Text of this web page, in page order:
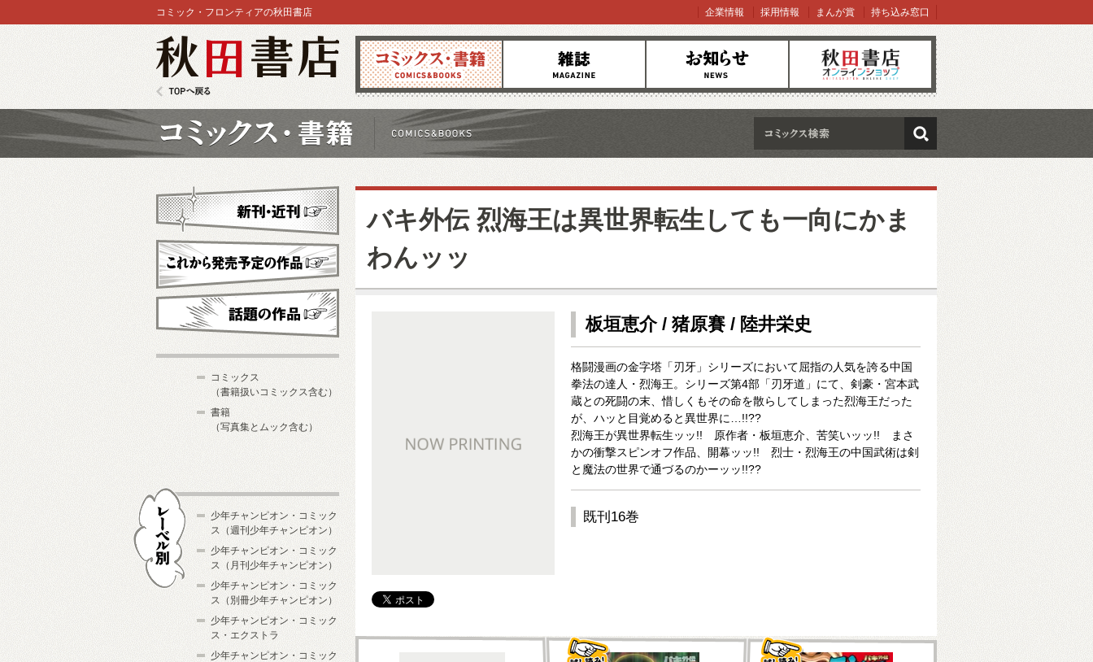
コミックス 雑誌 お知らせ オンラインショップ
コミック・フロンティアの秋田書店 企業情報 採用情報 まんが賞 持ち込み窓口
検索
バキ外伝 烈海王は異世界転生しても一向にかま
わんッッ
板垣恵介 / 猪原賽 / 陸井栄史
格闘漫画の金字塔「刃牙」シリーズにおいて屈指の人気を誇る中国
拳法の達人・烈海王。シリーズ第4部「刃牙道」にて、剣豪・宮本武
蔵との死闘の末、惜しくもその命を散らしてしまった烈海王だった
が、ハッと目覚めると異世界に…!!??
烈海王が異世界転生ッッ!! 原作者・板垣恵介、苦笑いッッ!! まさ
かの衝撃スピンオフ作品、開幕ッッ!! 烈士・烈海王の中国武術は剣
と魔法の世界で通づるのかーッッ!!??
既刊16巻
新刊・近刊
これから発売予定
コミックス
（書籍扱いコミックス含む）
書籍
（写真集とムック含む）
レーベル別
少年チャンピオン・コミック
ス（週刊少年チャンピオン）
少年チャンピオン・コミック
ス（月刊少年チャンピオン）
少年チャンピオン・コミック
ス（別冊少年チャンピオン）
少年チャンピオン・コミック
ス・エクストラ
少年チャンピオン・コミック